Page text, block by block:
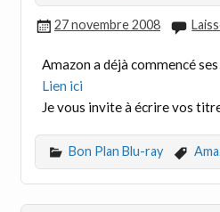
27 novembre 2008
Amazon a déjà commencé
Lien ici
Je vous invite à écrire vos
Bon Plan Blu-ray